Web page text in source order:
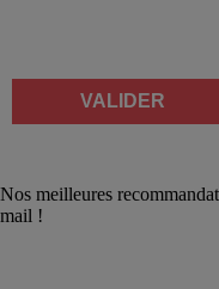
Nos meilleures
mail !